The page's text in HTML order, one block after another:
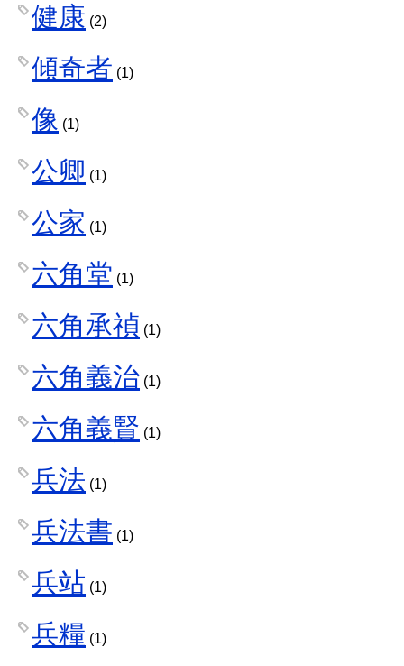
健康 (2)
傾奇者 (1)
像 (1)
公卿 (1)
公家 (1)
六角堂 (1)
六角承禎 (1)
六角義治 (1)
六角義賢 (1)
兵法 (1)
兵法書 (1)
兵站 (1)
兵糧 (1)